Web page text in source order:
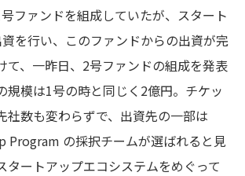
ファンドを組成していたが、スタート
を行い、このファンドからの出資が完
て、一昨日、2号ファンドの組成を発表
規模は1号の時と同じく2億円。チケッ
社数も変わらずで、出資先の一部は
Program の採択チームが選ばれると見
タートアップエコシステムをめぐって